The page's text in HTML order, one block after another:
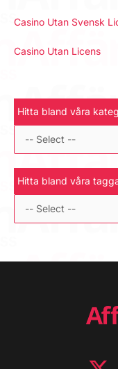
Casino Utan Svensk
Casino Utan Licens
Hitta bland våra
Hitta bland våra